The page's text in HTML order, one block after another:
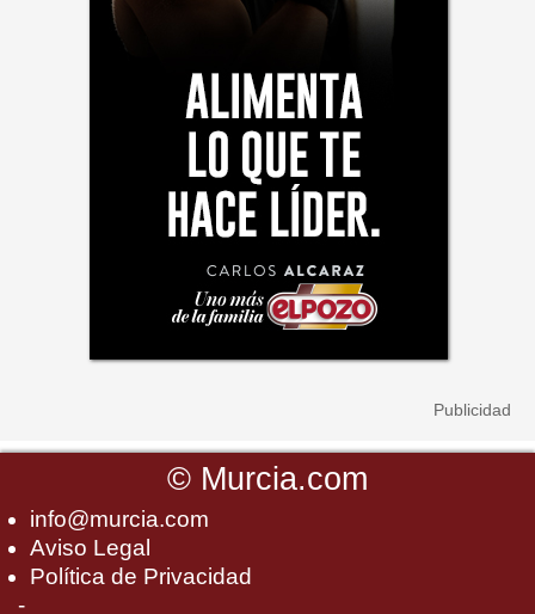
© Murcia.com
info@murcia.com
Aviso Legal
Política de Privacidad
-